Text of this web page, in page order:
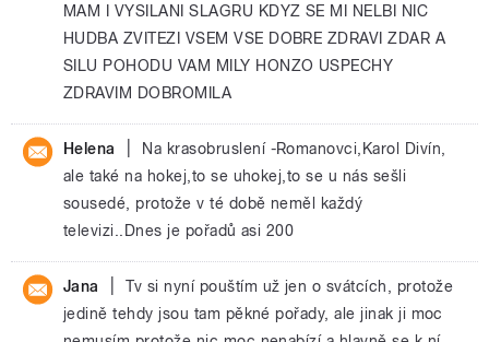
MAM I VYSILANI SLAGRU KDYZ SE MI NELBI NIC
HUDBA ZVITEZI VSEM VSE DOBRE ZDRAVI ZDAR A
SILU POHODU VAM MILY HONZO USPECHY
ZDRAVIM DOBROMILA
Helena
Na krasobruslení -Romanovci,Karol Divín,
ale také na hokej,to se uhokej,to se u nás sešli
sousedé, protože v té době neměl každý
televizi..Dnes je pořadů asi 200
Jana
Tv si nyní pouštím už jen o svátcích, protože
jedině tehdy jsou tam pěkné pořady, ale jinak ji moc